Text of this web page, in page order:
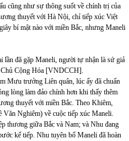
cũng như sự thông suốt về chính trị của
thuyết với Hà Nội, chỉ tiếp xúc Việt
bí mật nào với miền Bắc, nhưng Maneli
đã gặp Maneli, người tự nhận là sứ giả
Cộng Hóa [VNDCCH].
Mưu trưởng Liên quân, lúc ấy đã chuẩn
lòng làm đảo chính hơn khi thấy thêm
thuyết với miền Bắc. Theo Khiêm,
Nghiêm) về cuộc tiếp xúc Maneli.
thương giữa Bắc và Nam; và Nhu đang
kế tiếp. Nhu tuyên bố Maneli đã hoàn